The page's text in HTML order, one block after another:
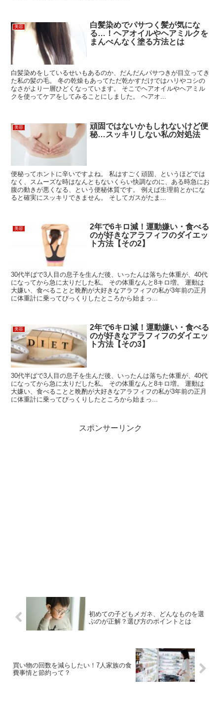
美容
白髪染めでパサつく髪が気にな
る…！ヘアオイルやヘアミルクを
まんべんなく塗る方法とは
白髪染めをしているせいもあるのか、だんだんパサつきが目立ってき
た私の髪の毛。 冬の乾燥もあってただ乾かすだけではハリやコシの
なさがより一層ひどくなっています。 そこでヘアオイルやヘアミル
クを使ってケアをしてみることにしました。 ヘアオ...
美容
頑固ではないかもしれないけど便
秘…スッキリしない私の対処法
便秘ってホントに辛いですよね。 私はすごく頑固、というほどでは
なく、スムーズな時はなんともないくらい快調なのに、ある時急にお
腹の動きが悪くなる、という便秘体質です。 例えば生理前とかにな
ると確実にスッキリできません。 そしてガスがたま...
美容
2年で6キロ減！運動嫌い・食べる
のが好きなアラフィフのダイエッ
ト方法【その2】
30代半ばで3人目の息子を生んだ後、いったんは落ちた体重が、40代
になってから急に太りだした私。 その体重なんと8キロ増。 運動は
大嫌い、食べることと晩酌が大好きなアラフィフの私が3年前の正月
に体重計に乗ってびっくりしたところから始まっ...
美容
2年で6キロ減！運動嫌い・食べる
のが好きなアラフィフのダイエッ
ト方法【その3】
30代半ばで3人目の息子を生んだ後、いったんは落ちた体重が、40代
になってから急に太りだした私。 その体重なんと8キロ増。 運動は
大嫌い、食べることと晩酌が大好きなアラフィフの私が3年前の正月
に体重計に乗ってびっくりしたところから始まっ...
スポンサーリンク
初めての子どもメガネ、どんなものを選
ぶのが正解？選び方のポイントとは
買い物の回数を減らしたい！7人家族の食
費事情と節約って？